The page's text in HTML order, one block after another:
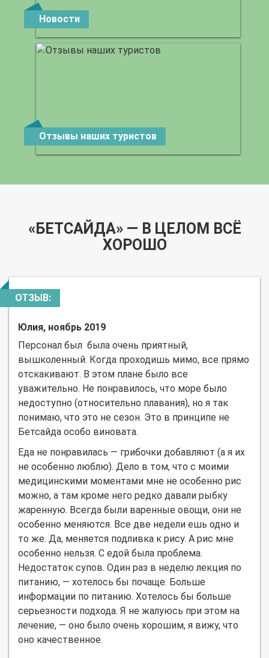
Новости
Отзывы наших туристов
«БЕТСАЙДА» — В ЦЕЛОМ ВСЁ
ХОРОШО
ОТЗЫВ:
Юлия, ноябрь 2019
Персонал был была очень приятный,
вышколенный. Когда проходишь мимо, все прямо
отскакивают. В этом плане было все
уважительно. Не понравилось, что море было
недоступно (относительно плавания), но я так
понимаю, что это не сезон. Это в принципе не
Бетсайда особо виновата.
Еда не понравилась — грибочки добавляют (а я их
не особенно люблю). Дело в том, что с моими
медицинскими моментами мне не особенно рис
можно, а там кроме него редко давали рыбку
жаренную. Всегда были варенные овощи, они не
особенно меняются. Все две недели ешь одно и
то же. Да, меняется подливка к рису. А рис мне
особенно нельзя. С едой была проблема.
Недостаток супов. Один раз в неделю лекция по
питанию, — хотелось бы почаще. Больше
информации по питанию. Хотелось бы больше
серьезности подхода. Я не жалуюсь при этом на
лечение, — оно было очень хорошим, я вижу, что
оно качественное.